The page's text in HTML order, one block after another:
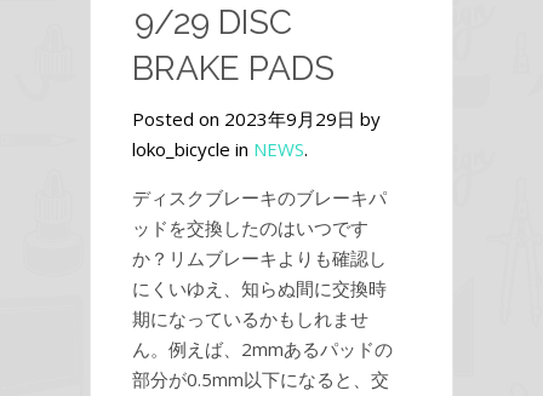
9/29 DISC
BRAKE PADS
Posted on 2023年9月29日 by
loko_bicycle in NEWS.
ディスクブレーキのブレーキパ
ッドを交換したのはいつです
か？リムブレーキよりも確認し
にくいゆえ、知らぬ間に交換時
期になっているかもしれませ
ん。例えば、2mmあるパッドの
部分が0.5mm以下になると、交